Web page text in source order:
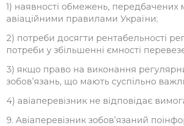
1) наявності обмежень,
авіаційними правилами України;
2) потреби досягти рентабельності
потреби у збільшенні ємності
3) якщо право на виконання
зобов’язань, що мають суспільно
4) авіаперевізник не відповідає
9. Авіаперевізник зобов’язаний